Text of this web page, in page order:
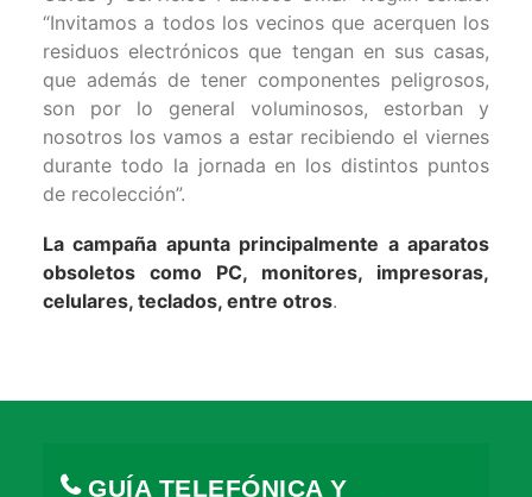
“Invitamos a todos los vecinos que acerquen los
residuos electrónicos que tengan en sus casas,
que además de tener componentes peligrosos,
son por lo general voluminosos, estorban y
nosotros los vamos a estar recibiendo el viernes
durante todo la jornada en los distintos puntos
de recolección”.
La campaña apunta principalmente a aparatos
obsoletos como PC, monitores, impresoras,
celulares, teclados, entre otros.
GUÍA TELEFÓNICA Y